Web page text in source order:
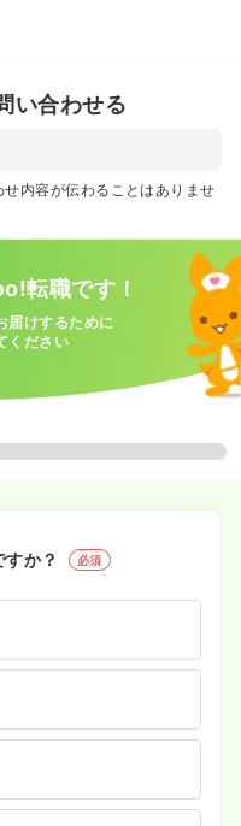
い合わせる
内容が伝わることはありませ
転職です！
届けするために
ください
か？ 必須